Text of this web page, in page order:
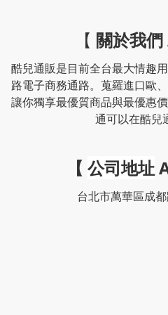
【 關於我
酷兒通販是目前全台最大情趣
路電子商務通路。蒐羅進口歐
讓你獨享最優質商品與最優惠
通可以在酷兒
【 公司地址
台北市萬華區成